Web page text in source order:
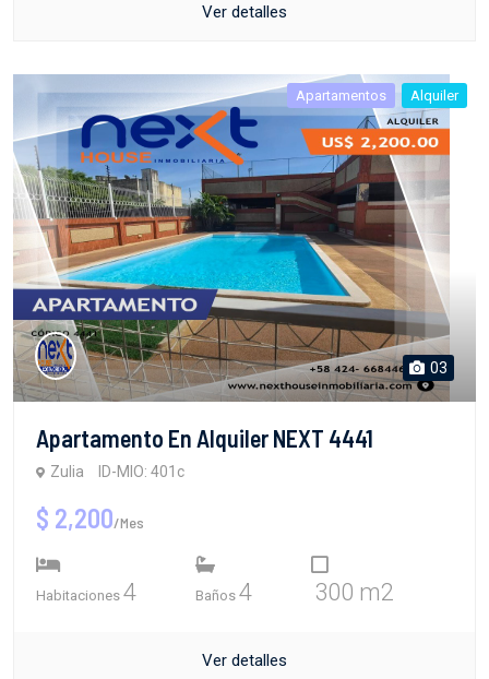
Ver detalles
Apartamentos Alquiler
03
Apartamento En Alquiler NEXT 4441
Zulia ID-MIO: 401c
$ 2,200/Mes
Habitaciones 4 Baños 4 300 m2
Ver detalles